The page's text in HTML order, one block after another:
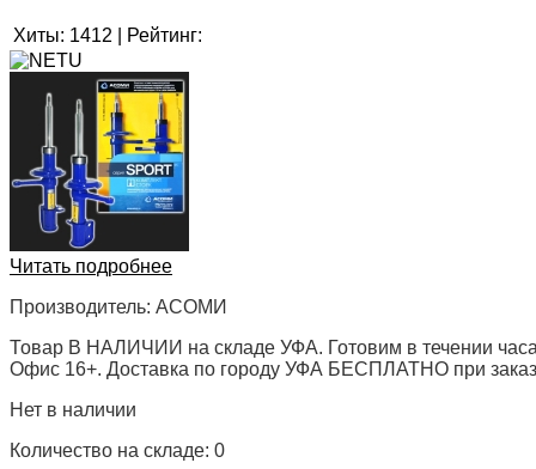
Хиты: 1412 Рейтинг:
Читать подробнее
Производитель: АСОМИ
Товар В НАЛИЧИИ на складе УФА. Готовим в течении
Офис 16+. Доставка по городу УФА БЕСПЛАТНО при
Нет в наличии
Количество на складе: 0